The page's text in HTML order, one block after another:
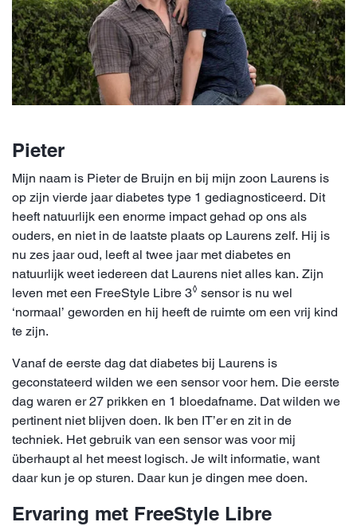
Pieter
Mijn naam is Pieter de Bruijn en bij mijn zoon Laurens is
op zijn vierde jaar diabetes type 1 gediagnosticeerd. Dit
heeft natuurlijk een enorme impact gehad op ons als
ouders, en niet in de laatste plaats op Laurens zelf. Hij is
nu zes jaar oud, leeft al twee jaar met diabetes en
natuurlijk weet iedereen dat Laurens niet alles kan. Zijn
leven met een FreeStyle Libre 3◊ sensor is nu wel
‘normaal’ geworden en hij heeft de ruimte om een vrij kind
te zijn.
Vanaf de eerste dag dat diabetes bij Laurens is
geconstateerd wilden we een sensor voor hem. Die eerste
dag waren er 27 prikken en 1 bloedafname. Dat wilden we
pertinent niet blijven doen. Ik ben IT’er en zit in de
techniek. Het gebruik van een sensor was voor mij
überhaupt al het meest logisch. Je wilt informatie, want
daar kun je op sturen. Daar kun je dingen mee doen.
Ervaring met FreeStyle Libre